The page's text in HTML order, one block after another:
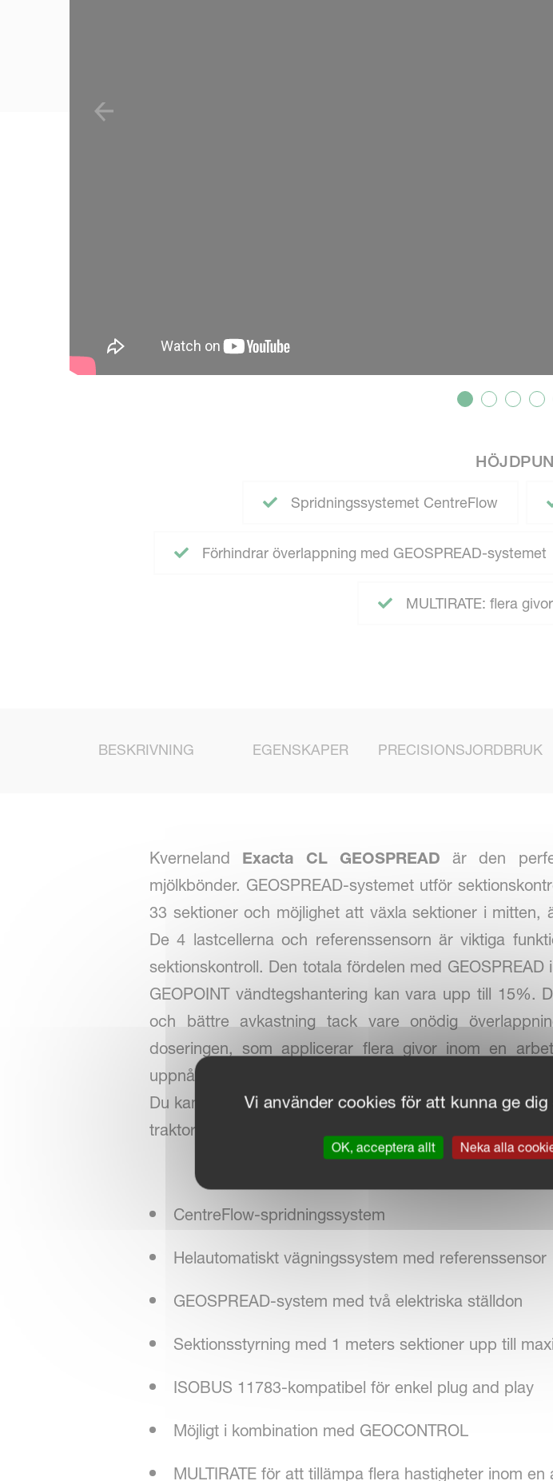
Spridningssystemet CentreFlow
Förhindrar överlappning med GEOSPREAD-systemet
MULTIRATE: flera
BESKRIVNING EGENSKAPER PRECISIONSJORDBRUK
Kverneland Exacta CL GEOSPREAD är den
mjölkbönder. GEOSPREAD-systemet utför
33 sektioner och möjlighet att växla sektioner i
De 4 lastcellerna och referenssensorn är viktiga
sektionskontroll. Den totala fördelen med
GEOPOINT vändtegshantering kan vara upp till 15%.
och bättre avkastning tack vare onödig
doseringen, som applicerar flera givor inom en
uppnås. Denna Kverneland Exacta CL
Du kan använda spridaren i kombination med Tellus
traktorterminal.
CentreFlow-spridningssystem
Helautomatiskt vägningssystem med referenssensor
GEOSPREAD-system med två elektriska ställdon
Sektionsstyrning med 1 meters sektioner upp till
ISOBUS 11783-kompatibel för enkel plug and play
Möjligt i kombination med GEOCONTROL
MULTIRATE för att tillämpa flera hastigheter inom
Vi använder cookies för att kunna ge
OK, acceptera allt Neka alla